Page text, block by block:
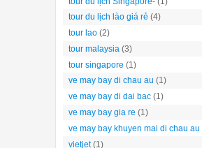
tour du lịch Singapore- (1)
tour du lịch lào giá rẻ (4)
tour lao (2)
tour malaysia (3)
tour singapore (1)
ve may bay di chau au (1)
ve may bay di dai bac (1)
ve may bay gia re (1)
ve may bay khuyen mai di chau au